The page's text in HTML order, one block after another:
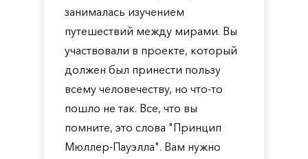
занималась изучением
путешествий между мирами. Вы
участвовали в проекте, который
должен был принести пользу
всему человечеству, но что-то
пошло не так. Все, что вы
помните, это слова "Принцип
Мюллер-Пауэлла". Вам нужно